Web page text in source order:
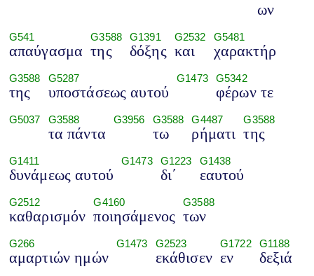
ων
G541
απαύγασμα
G3588
της
G1391
δόξης
G2532
και
G5481
χαρακτήρ
G3588
της
G5287
υποστάσεως αυτού
G1473 G5342
φέρων τε
G5037 G3588
τα πάντα
G3956 G3588
τω
G4487
ρήματι
G3588
της
G1411
δυνάμεως αυτού
G1473 G1223
δι΄
G1438
εαυτού
G2512
καθαρισμόν
G4160
ποιησάμενος
G3588
των
G266
αμαρτιών ημών
G1473 G2523
εκάθισεν
G1722
εν
G1188
δεξιά